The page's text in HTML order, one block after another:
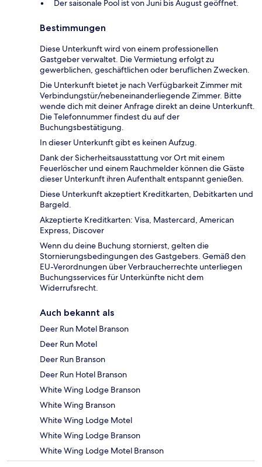
Der saisonale Pool ist von Juni bis August geöffnet.
Bestimmungen
Diese Unterkunft wird von einem professionellen
Gastgeber verwaltet. Die Vermietung erfolgt zu
gewerblichen, geschäftlichen oder beruflichen Zwecken.
Die Unterkunft bietet je nach Verfügbarkeit Zimmer mit
Verbindungstür/nebeneinanderliegende Zimmer. Bitte
wende dich mit deiner Anfrage direkt an deine Unterkunft.
Die Telefonnummer findest du auf der
Buchungsbestätigung.
In dieser Unterkunft gibt es keinen Aufzug.
Dank der Sicherheitsausstattung vor Ort mit einem
Feuerlöscher und einem Rauchmelder können die Gäste
dieser Unterkunft ihren Aufenthalt entspannt genießen.
Diese Unterkunft akzeptiert Kreditkarten, Debitkarten und
Bargeld.
Akzeptierte Kreditkarten: Visa, Mastercard, American
Express, Discover
Wenn du deine Buchung stornierst, gelten die
Stornierungsbedingungen des Gastgebers. Gemäß den
EU-Verordnungen über Verbraucherrechte unterliegen
Buchungsservices für Unterkünfte nicht dem
Widerrufsrecht.
Auch bekannt als
Deer Run Motel Branson
Deer Run Motel
Deer Run Branson
Deer Run Hotel Branson
White Wing Lodge Branson
White Wing Branson
White Wing Lodge Motel
White Wing Lodge Branson
White Wing Lodge Motel Branson